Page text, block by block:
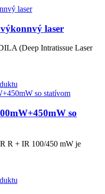
laser
(Deep Intratissue Laser
so
R + IR 100/450 mW je